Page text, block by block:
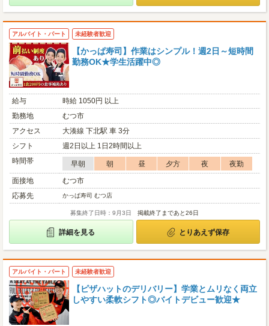
アルバイト・パート 未経験者歓迎
【かっぱ寿司】作業はシンプル！週2日～短時間
勤務OK★学生活躍中◎
給与
時給 1050円 以上
勤務地
むつ市
アクセス
大湊線 下北駅 車 3分
シフト
週2日以上 1日2時間以上
時間帯
早朝 朝 昼 夕方 夜
夜勤
面接地
むつ市
応募先
かっぱ寿司 むつ店
募集終了日時：9月3日 掲載終了まであと26日
詳細を見る とりあえず保存
アルバイト・パート 未経験者歓迎
【ピザハットのデリバリー】学業とムリなく両立
しやすい柔軟シフト◎バイトデビュー歓迎★